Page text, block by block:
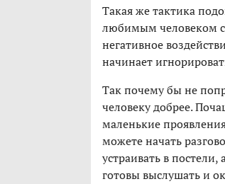
Такая же тактика
любимым человеком
негативное
начинает
Так почему бы не
человеку добрее.
маленькие
можете начать
устраивать в
готовы выслушать и